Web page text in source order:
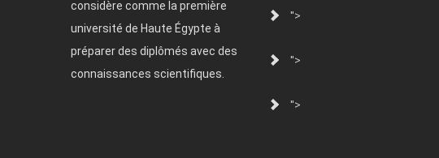
considère comme la première
université de Haute Égypte à
préparer des diplômés avec des
connaissances scientifiques.
">
">
">